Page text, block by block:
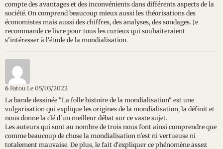
compte des avantages et des inconvénients dans différents aspects de la
société. On comprend beaucoup mieux aussi les théorisations des
économistes mais aussi des chiffres, des analyses, des sondages. Je
recommande ce livre pour tous les curieux qui souhaiteraient
s'intéresser à l'étude de la mondialisation.
6 Fatou Le 05/03/2022
La bande dessinée "La folle histoire de la mondialisation" est une
vulgarisation qui explique les origines de la mondialisation, la définit et
nous donne la clé d'un meilleur débat sur ce vaste sujet.
Les auteurs qui sont au nombre de trois nous font ainsi comprendre que
comme beaucoup de chose la mondialisation n'est ni vertueuse ni
totalement mauvaise. De plus, le fait d'expliquer ce phénomène assez